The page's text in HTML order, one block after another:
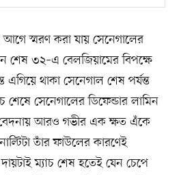
আগে স্মরণ করা যায় সেনেগালের
শেষ ৩২–এ বেলজিয়ামের বিপক্ষে
এগিয়ে থাকা সেনেগাল শেষ পর্যন্ত
শেষে সেনেগালের ডিফেন্ডার লামিন
বেদনায় আরও গভীর এক ক্ষত এঁকে
তাঁর ফাউলের কারণেই
ম্যাচ শেষ হতেই যেন চেপে